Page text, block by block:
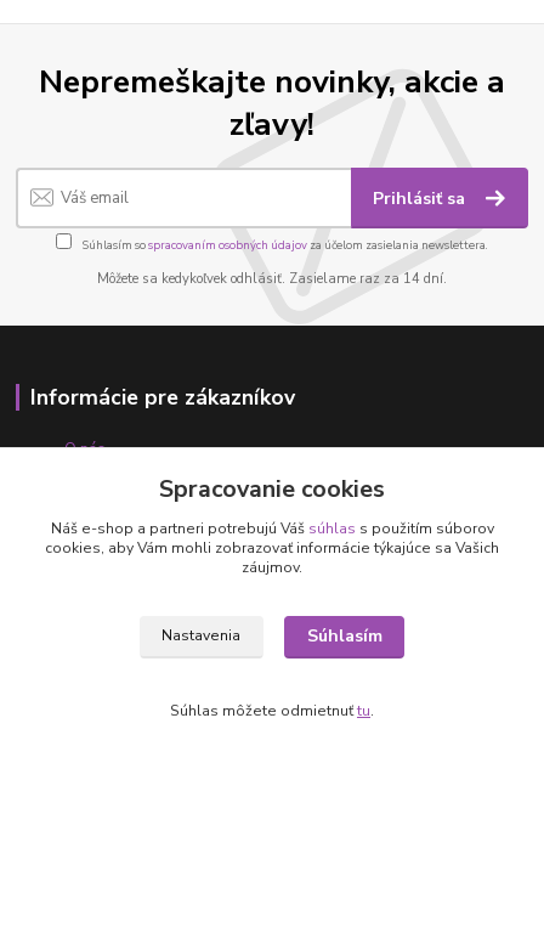
Nepremeškajte novinky, akcie a
zľavy!
Prihlásiť sa
Súhlasím sospracovaním osobných údajov za účelom zasielania newslettera.
Môžete sa kedykoľvek odhlásiť. Zasielame raz za 14 dní.
Informácie pre zákazníkov
O nás
Ako nakupovať
Obchodné podmienky
Fotogaléria
Kontakty
Spracovanie cookies
Náš e-shop a partneri potrebujú Váš súhlas s použitím súborov
cookies, aby Vám mohli zobrazovať informácie týkajúce sa Vašich
záujmov.
Nastavenia Súhlasím
Súhlas môžete odmietnuťtu.